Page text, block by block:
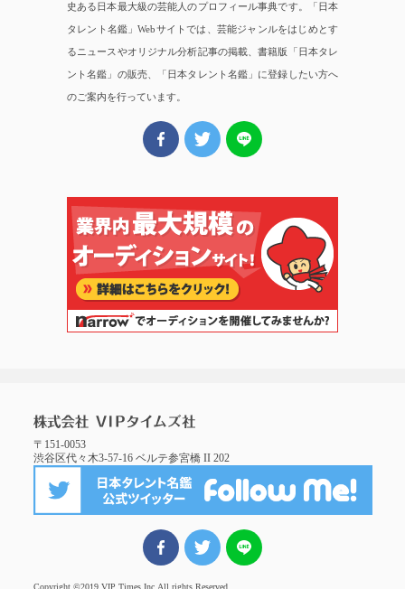
史ある日本最大級の芸能人のプロフィール事典です。「日本
タレント名鑑」Webサイトでは、芸能ジャンルをはじめとす
るニュースやオリジナル分析記事の掲載、書籍版「日本タレ
ント名鑑」の販売、「日本タレント名鑑」に登録したい方へ
のご案内を行っています。
〒151-0053
渋谷区代々木3-57-16 ベルテ参宮橋 II 202
FBでシェアツイート
Copyright ©2019 VIP Times Inc. All rights Reserved.